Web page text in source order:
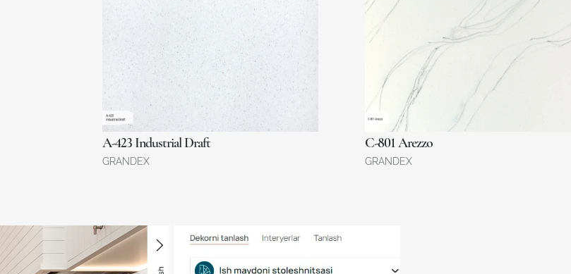
A-423 Industrial Draft
GRANDEX
C-801 Arezzo
GRANDEX